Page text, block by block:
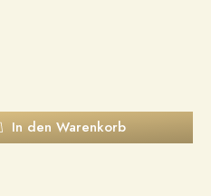
In den Warenkorb